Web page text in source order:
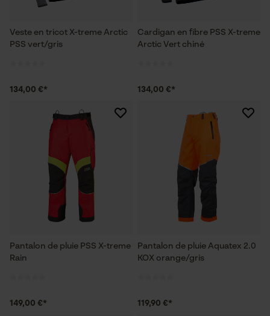
Veste en tricot X-treme Arctic
PSS vert/gris
134,00 €*
Cardigan en fibre PSS X-treme
Arctic Vert chiné
134,00 €*
Pantalon de pluie PSS X-treme
Rain
149,00 €*
Pantalon de pluie Aquatex 2.0
KOX orange/gris
119,90 €*